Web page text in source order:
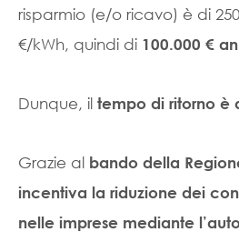
risparmio (e/o ricavo) è di
€/kWh, quindi di 100.000 €
Dunque, il tempo di ritorno è
Grazie al bando della
incentiva la riduzione dei
nelle imprese mediante